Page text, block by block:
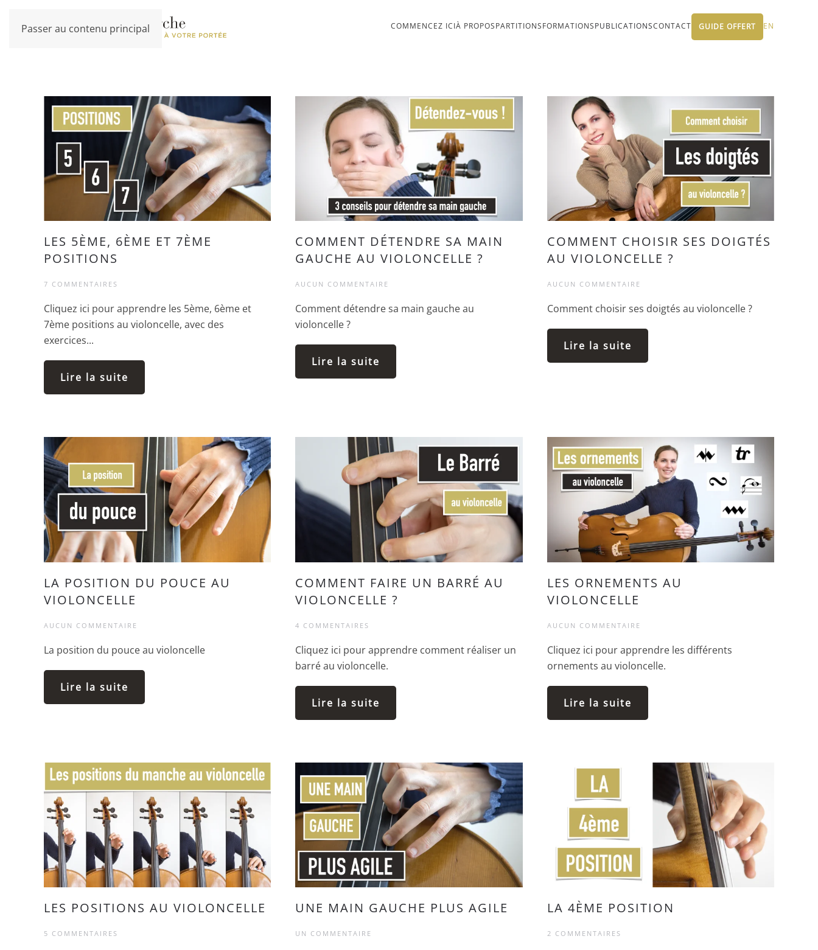
Passer au contenu principal COMMENCEZ ICIÀ PROPOSPARTITIONSFORMATIONSPUBLICATIONSCONTACT GUIDE OFFERT EN
LES 5ÈME, 6ÈME ET 7ÈME
POSITIONS
7 COMMENTAIRES
Cliquez ici pour apprendre les 5ème, 6ème et
7ème positions au violoncelle, avec des
exercices...
Lire la suite
COMMENT DÉTENDRE SA MAIN
GAUCHE AU VIOLONCELLE ?
AUCUN COMMENTAIRE
Comment détendre sa main gauche au
violoncelle ?
Lire la suite
COMMENT CHOISIR SES DOIGTÉS
AU VIOLONCELLE ?
AUCUN COMMENTAIRE
Comment choisir ses doigtés au violoncelle ?
Lire la suite
LA POSITION DU POUCE AU
VIOLONCELLE
AUCUN COMMENTAIRE
La position du pouce au violoncelle
Lire la suite
COMMENT FAIRE UN BARRÉ AU
VIOLONCELLE ?
4 COMMENTAIRES
Cliquez ici pour apprendre comment réaliser un
barré au violoncelle.
Lire la suite
LES ORNEMENTS AU
VIOLONCELLE
AUCUN COMMENTAIRE
Cliquez ici pour apprendre les différents
ornements au violoncelle.
Lire la suite
LES POSITIONS AU VIOLONCELLE
5 COMMENTAIRES
UNE MAIN GAUCHE PLUS AGILE
UN COMMENTAIRE
LA 4ÈME POSITION
2 COMMENTAIRES